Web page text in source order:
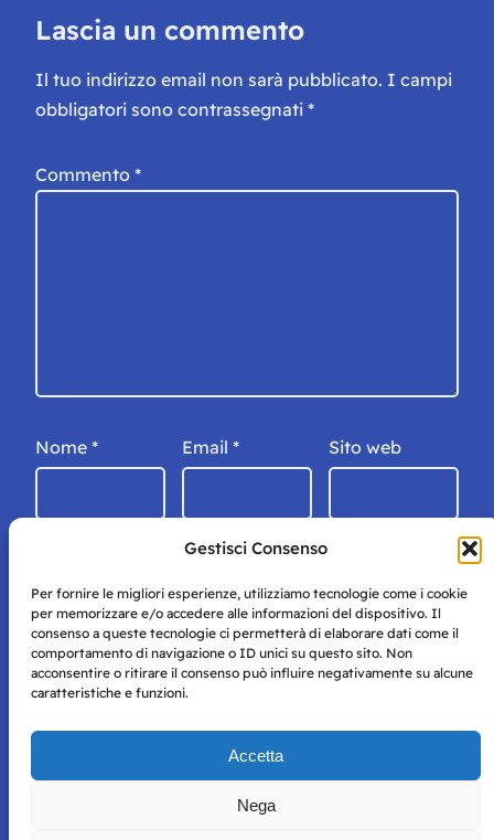
Gestisci Consenso
Per fornire le migliori esperienze, utilizziamo tecnologie come i cookie
per memorizzare e/o accedere alle informazioni del dispositivo. Il
consenso a queste tecnologie ci permetterà di elaborare dati come il
comportamento di navigazione o ID unici su questo sito. Non
acconsentire o ritirare il consenso può influire negativamente su alcune
caratteristiche e funzioni.
Accetta
Nega
Lascia un commento
Il tuo indirizzo email non sarà pubblicato. I campi
obbligatori sono contrassegnati *
Commento *
Nome * Email * Sito web
Storie di Napoli è una testata registrata presso il tribunale di
per mero scopo didattico e informativo.